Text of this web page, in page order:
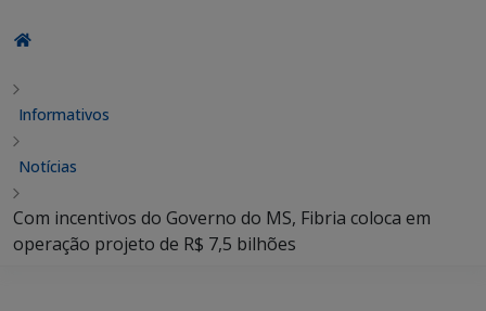
Informativos
Notícias
Com incentivos do Governo do MS, Fibria coloca em
operação projeto de R$ 7,5 bilhões